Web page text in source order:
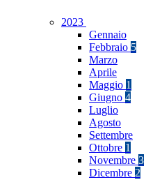
2023
Gennaio
Febbraio 5
Marzo
Aprile
Maggio 1
Giugno 4
Luglio
Agosto
Settembre
Ottobre 1
Novembre 3
Dicembre 2